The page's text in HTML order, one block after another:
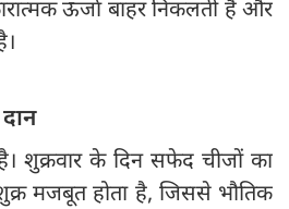
ऊर्जा बाहर निकलती है और
शुक्रवार के दिन सफेद चीजों का
मजबूत होता है, जिससे भौतिक